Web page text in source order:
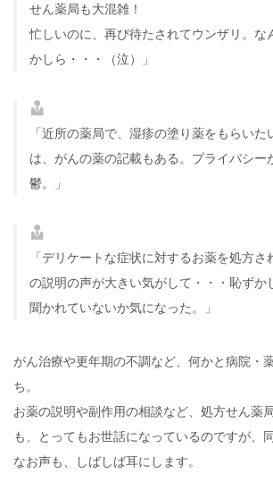
せん薬局も大混雑！
忙しいのに、再び待たされてウンザリ。な
かしら・・・（泣）」
「近所の薬局で、湿疹の塗り薬をもらいた
は、がんの薬の記載もある。プライバシー
鬱。」
「デリケートな症状に対するお薬を処方
の説明の声が大きい気がして・・・恥ずか
聞かれていないか気になった。」
がん治療や更年期の不調など、何かと病院・
ち。
お薬の説明や副作用の相談など、処方せん薬
も、とってもお世話になっているのですが、
なお声も、しばしば耳にします。